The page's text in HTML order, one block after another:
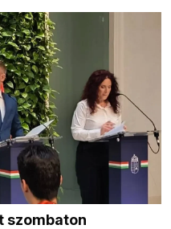
szombaton